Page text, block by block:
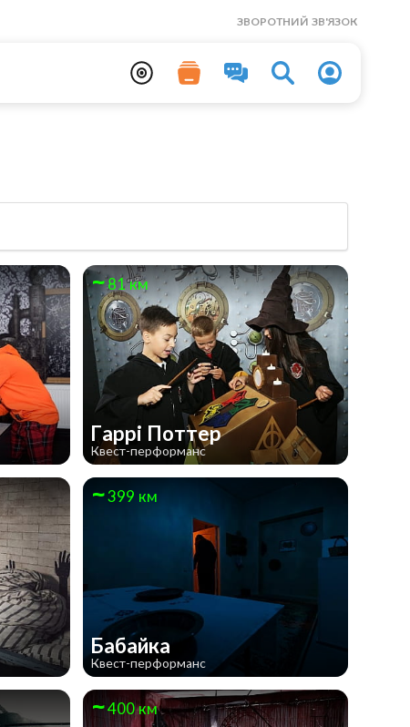
ЗВОРОТНИЙ ЗВ'ЯЗОК
81 км
Гаррі Поттер
Квест-перформанс
399 км
Бабайка
Квест-перформанс
400 км